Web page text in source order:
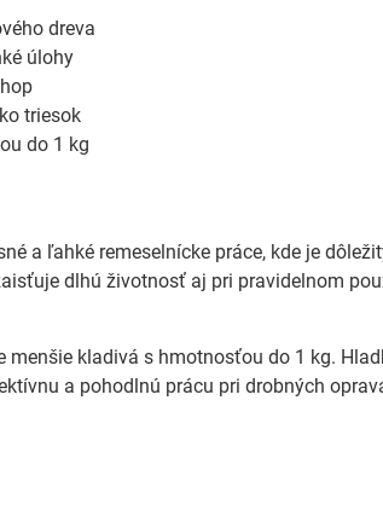
dreva
úlohy
triesok
do 1 kg
a ľahké remeselnícke práce, kde je
dlhú životnosť aj pri pravidelnom
menšie kladivá s hmotnosťou do 1 kg.
a pohodlnú prácu pri drobných